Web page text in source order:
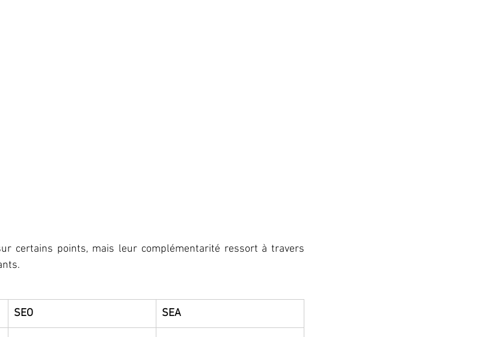
certains points, mais leur complémentarité ressort à travers
SEO SEA